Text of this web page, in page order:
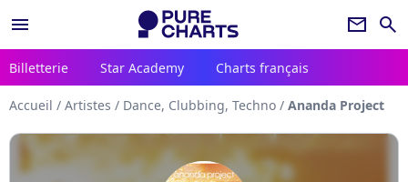
menu newsletter search
Billetterie Star Academy Charts français
Accueil / Artistes / Dance, Clubbing, Techno / Ananda Project